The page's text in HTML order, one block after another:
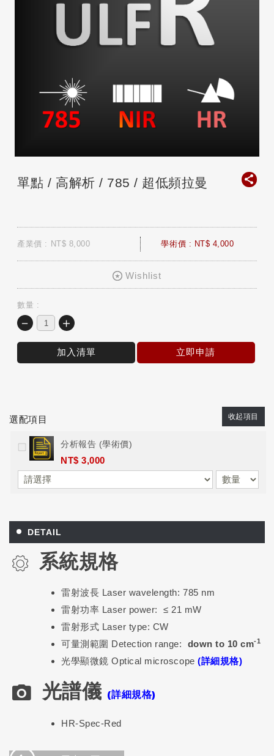
單點 / 高解析 / 785 / 超低頻拉曼
產業價 : NT$ 8,000 學術價 : NT$ 4,000
Wishlist
數量 :
－ ＋
加入清單 立即申請
選配項目 收起項目
分析報告 (學術價)
NT$ 3,000
DETAIL
系統規格
雷射波長 Laser wavelength: 785 nm
雷射功率 Laser power: ≤ 21 mW
雷射形式 Laser type: CW
可量測範圍 Detection range: down to 10 cm-1
光學顯微鏡 Optical microscope(詳細規格)
光譜儀 (詳細規格)
HR-Spec-Red